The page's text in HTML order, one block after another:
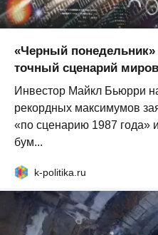
«Черный понедельник»
точный сценарий
Инвестор Майкл Бьюрри
рекордных максимумов
«по сценарию 1987 года»
бум...
k-politika.ru